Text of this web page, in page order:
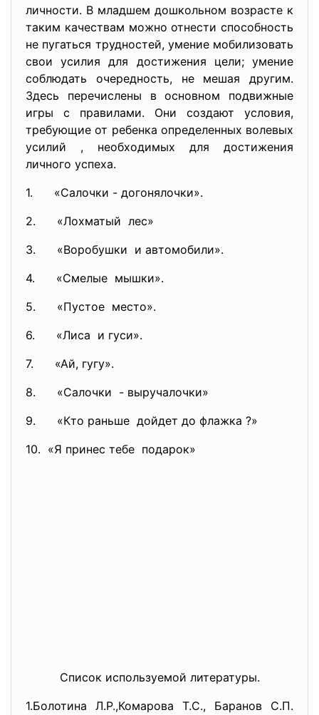
личности. В младшем дошкольном возрасте к
таким качествам можно отнести способность
не пугаться трудностей, умение мобилизовать
свои усилия для достижения цели; умение
соблюдать очередность, не мешая другим.
Здесь перечислены в основном подвижные
игры с правилами. Они создают условия,
требующие от ребенка определенных волевых
усилий , необходимых для достижения
личного успеха.
1. «Салочки - догонялочки».
2. «Лохматый лес»
3. «Воробушки и автомобили».
4. «Смелые мышки».
5. «Пустое место».
6. «Лиса и гуси».
7. «Ай, гугу».
8. «Салочки - выручалочки»
9. «Кто раньше дойдет до флажка ?»
10. «Я принес тебе подарок»
Список используемой литературы.
1.Болотина Л.Р.,Комарова Т.С., Баранов С.П.